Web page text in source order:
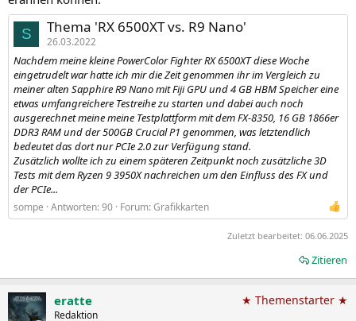
S Thema 'RX 6500XT vs. R9 Nano'
26.03.2022
Nachdem meine kleine PowerColor Fighter RX 6500XT diese Woche
eingetrudelt war hatte ich mir die Zeit genommen ihr im Vergleich zu
meiner alten Sapphire R9 Nano mit Fiji GPU und 4 GB HBM Speicher eine
etwas umfangreichere Testreihe zu starten und dabei auch noch
ausgerechnet meine meine Testplattform mit dem FX-8350, 16 GB 1866er
DDR3 RAM und der 500GB Crucial P1 genommen, was letztendlich
bedeutet das dort nur PCIe 2.0 zur Verfügung stand.
Zusätzlich wollte ich zu einem späteren Zeitpunkt noch zusätzliche 3D
Tests mit dem Ryzen 9 3950X nachreichen um den Einfluss des FX und
der PCIe...
sompe Antworten: 90 Forum:Grafikkarten
Zuletzt bearbeitet: 06.06.2025
Zitieren
eratte
Redaktion
★ Themenstarter ★